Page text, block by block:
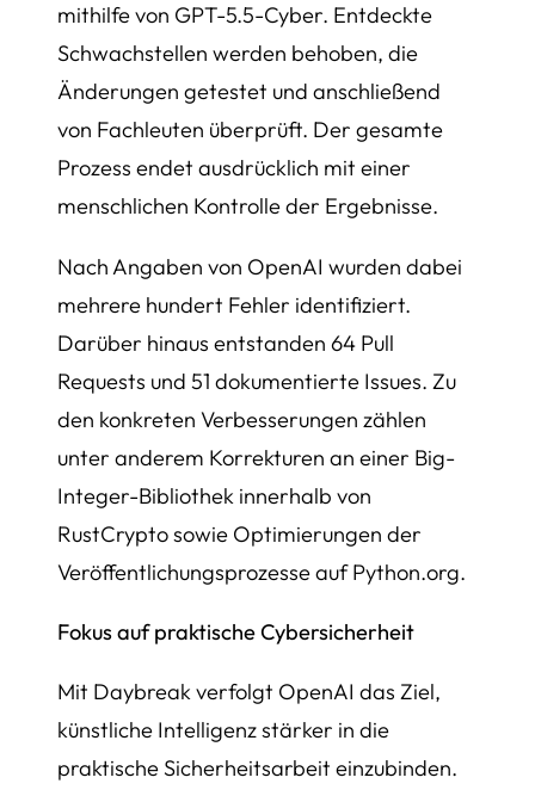
mithilfe von GPT-5.5-Cyber. Entdeckte
Schwachstellen werden behoben, die
Änderungen getestet und anschließend
von Fachleuten überprüft. Der gesamte
Prozess endet ausdrücklich mit einer
menschlichen Kontrolle der Ergebnisse.
Nach Angaben von OpenAI wurden dabei
mehrere hundert Fehler identifiziert.
Darüber hinaus entstanden 64 Pull
Requests und 51 dokumentierte Issues. Zu
den konkreten Verbesserungen zählen
unter anderem Korrekturen an einer Big-
Integer-Bibliothek innerhalb von
RustCrypto sowie Optimierungen der
Veröffentlichungsprozesse auf Python.org.
Fokus auf praktische Cybersicherheit
Mit Daybreak verfolgt OpenAI das Ziel,
künstliche Intelligenz stärker in die
praktische Sicherheitsarbeit einzubinden.